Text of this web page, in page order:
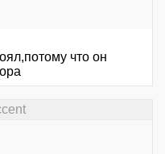
что он